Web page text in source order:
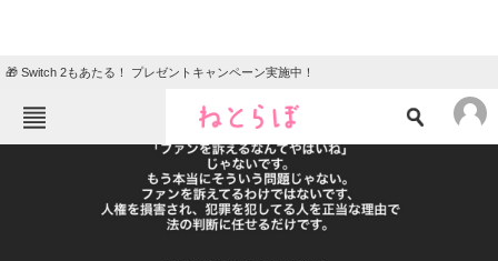
🎁 Switch 2もあたる！ プレゼントキャンペーン実施中！
ねとらぼメニュー
ニュース
クイズ